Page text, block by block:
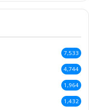
7,533
4,744
1,964
1,432